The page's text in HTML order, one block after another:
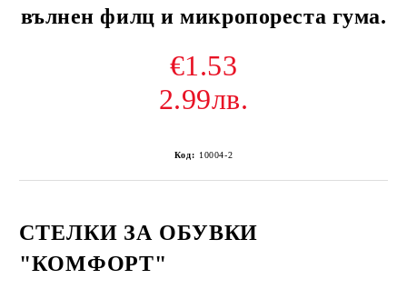
вълнен филц и микропореста гума.
€1.53
2.99лв.
Код: 10004-2
СТЕЛКИ ЗА ОБУВКИ
"КОМФОРТ"